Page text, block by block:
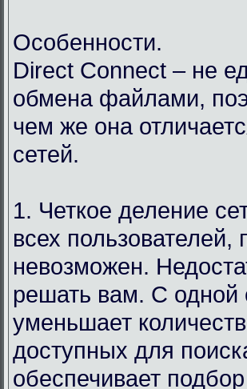
Особенности.
Direct Connect – не
обмена файлами,
чем же она
сетей.
1. Четкое деление
всех
невозможен.
решать вам. С одной
уменьшает
доступных для
обеспечивает